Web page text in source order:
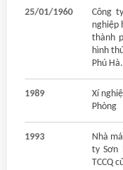
25/01/1960
Công
nghiệp
thành
hình
Phú Hà.
1989
Xí
Phòng
1993
Nhà
ty Sơn
TCCQ